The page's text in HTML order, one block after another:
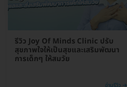
รีวิว Joy Of Minds Clinic ปรับ
สุขภาพใจให้เป็นสุขและเสริมพัฒนา
การเด็กๆ ให้สมวัย
อ่านรีวิว →